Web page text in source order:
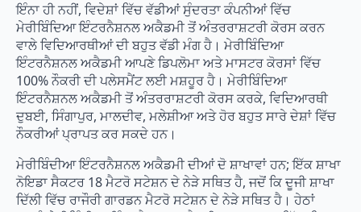
ਇੰਨਾ ਹੀ ਨਹੀਂ, ਵਿਦੇਸ਼ਾਂ ਵਿੱਚ ਵੱਡੀਆਂ ਸੁੰਦਰਤਾ ਕੰਪਨੀਆਂ ਵਿੱਚ
ਮੇਰੀਬਿੰਦਿਆ ਇੰਟਰਨੈਸ਼ਨਲ ਅਕੈਡਮੀ ਤੋਂ ਅੰਤਰਰਾਸ਼ਟਰੀ ਕੋਰਸ ਕਰਨ
ਵਾਲੇ ਵਿਦਿਆਰਥੀਆਂ ਦੀ ਬਹੁਤ ਵੱਡੀ ਮੰਗ ਹੈ। ਮੇਰੀਬਿੰਦਿਆ
ਇੰਟਰਨੈਸ਼ਨਲ ਅਕੈਡਮੀ ਆਪਣੇ ਡਿਪਲੋਮਾ ਅਤੇ ਮਾਸਟਰ ਕੋਰਸਾਂ ਵਿੱਚ
100% ਨੌਕਰੀ ਦੀ ਪਲੇਸਮੈਂਟ ਲਈ ਮਸ਼ਹੂਰ ਹੈ। ਮੇਰੀਬਿੰਦਿਆ
ਇੰਟਰਨੈਸ਼ਨਲ ਅਕੈਡਮੀ ਤੋਂ ਅੰਤਰਰਾਸ਼ਟਰੀ ਕੋਰਸ ਕਰਕੇ, ਵਿਦਿਆਰਥੀ
ਦੁਬਈ, ਸਿੰਗਾਪੁਰ, ਮਾਲਦੀਵ, ਮਲੇਸ਼ੀਆ ਅਤੇ ਹੋਰ ਬਹੁਤ ਸਾਰੇ ਦੇਸ਼ਾਂ ਵਿੱਚ
ਨੌਕਰੀਆਂ ਪ੍ਰਾਪਤ ਕਰ ਸਕਦੇ ਹਨ।
ਮੇਰੀਬਿੰਦੀਆ ਇੰਟਰਨੈਸ਼ਨਲ ਅਕੈਡਮੀ ਦੀਆਂ ਦੋ ਸ਼ਾਖਾਵਾਂ ਹਨ; ਇੱਕ ਸ਼ਾਖਾ
ਨੋਇਡਾ ਸੈਕਟਰ 18 ਮੈਟਰੋ ਸਟੇਸ਼ਨ ਦੇ ਨੇੜੇ ਸਥਿਤ ਹੈ, ਜਦੋਂ ਕਿ ਦੂਜੀ ਸ਼ਾਖਾ
ਦਿੱਲੀ ਵਿੱਚ ਰਾਜੌਰੀ ਗਾਰਡਨ ਮੈਟਰੋ ਸਟੇਸ਼ਨ ਦੇ ਨੇੜੇ ਸਥਿਤ ਹੈ। ਹੇਠਾਂ